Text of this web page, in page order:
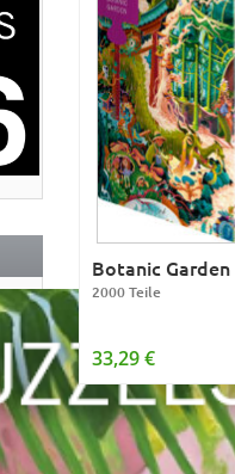
Botanic Garden
2000 Teile
33,29 €